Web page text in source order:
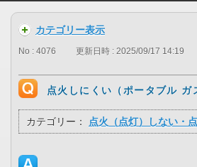
カテゴリー表示
No : 4076 更新日時 : 2025/09/17 14:19
点火しにくい（ポータブル ガ
カテゴリー： 点火（点灯）しない・